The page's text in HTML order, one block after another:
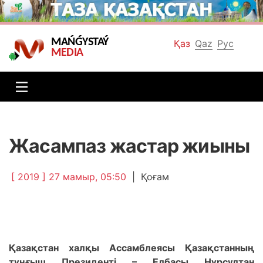
Қаз Qaz Рус
MAŃǴYSTAÝ
MEDIA
Жасампаз жастар жиыны
[ 2019 ] 27 мамыр, 05:50 Қоғам
Қазақстан халқы Ассамблеясы Қазақстанның